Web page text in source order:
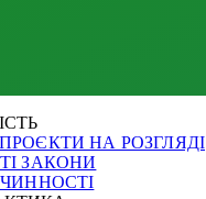
НА РОЗГЛЯДІ
ЗАКОНИ